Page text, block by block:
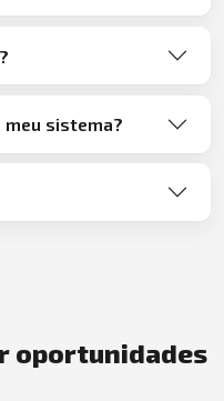
meu sistema?
oportunidades